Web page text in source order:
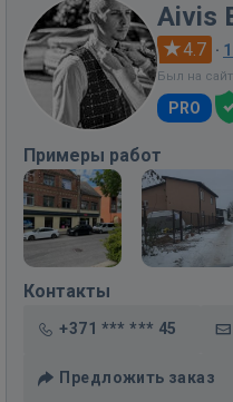
Aivis
4.7 ·
Был на
PRO
Примеры работ
Контакты
+371 *** *** 45
Предложить заказ